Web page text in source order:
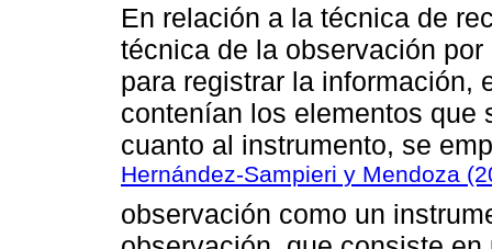
En relación a la técnica de
técnica de la observación
para registrar la información,
contenían los elementos que
cuanto al instrumento, se
Hernández-Sampieri y Mendoza
observación como un